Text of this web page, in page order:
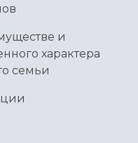
и
характера
семьи